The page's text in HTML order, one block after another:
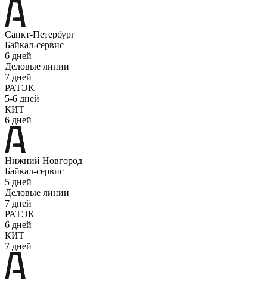
Санкт-Петербург
Байкал-сервис
6 дней
Деловые линии
7 дней
РАТЭК
5-6 дней
КИТ
6 дней
Нижний Новгород
Байкал-сервис
5 дней
Деловые линии
7 дней
РАТЭК
6 дней
КИТ
7 дней